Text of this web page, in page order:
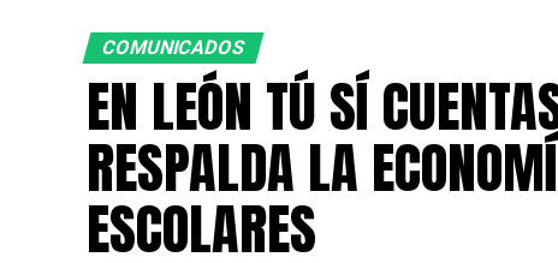
COMUNICADOS
EN LEÓN TÚ SÍ
RESPALDA LA
ESCOLARES